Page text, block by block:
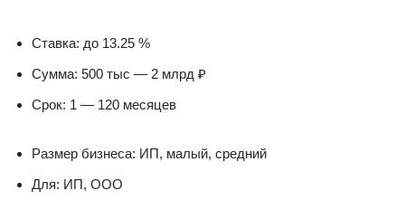
Ставка: до 13.25 %
Сумма: 500 тыс — 2 млрд ₽
Срок: 1 — 120 месяцев
Размер бизнеса: ИП, малый, средний
Для: ИП, ООО